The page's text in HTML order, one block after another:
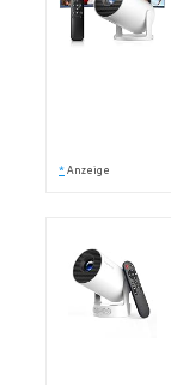
* Anzeige